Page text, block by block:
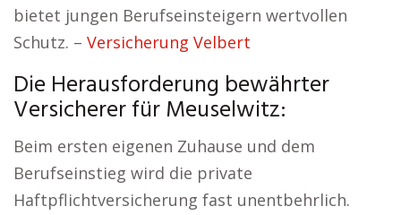
bietet jungen Berufseinsteigern wertvollen
Schutz. – Versicherung Velbert
Die Herausforderung bewährter
Versicherer für Meuselwitz:
Beim ersten eigenen Zuhause und dem
Berufseinstieg wird die private
Haftpflichtversicherung fast unentbehrlich.